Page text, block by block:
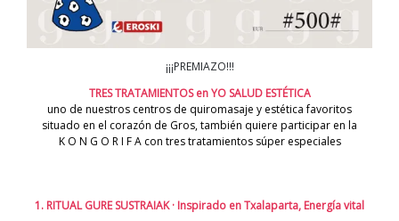
¡¡¡PREMIAZO!!!
TRES TRATAMIENTOS enYO SALUD ESTÉTICA
uno de nuestros centros de quiromasaje y estética favoritos
situado en el corazón de Gros, también quiere participar en la
K O N G O R I F A con tres tratamientos súper especiales
1. RITUAL GURE SUSTRAIAK · Inspirado en Txalaparta, Energía vital